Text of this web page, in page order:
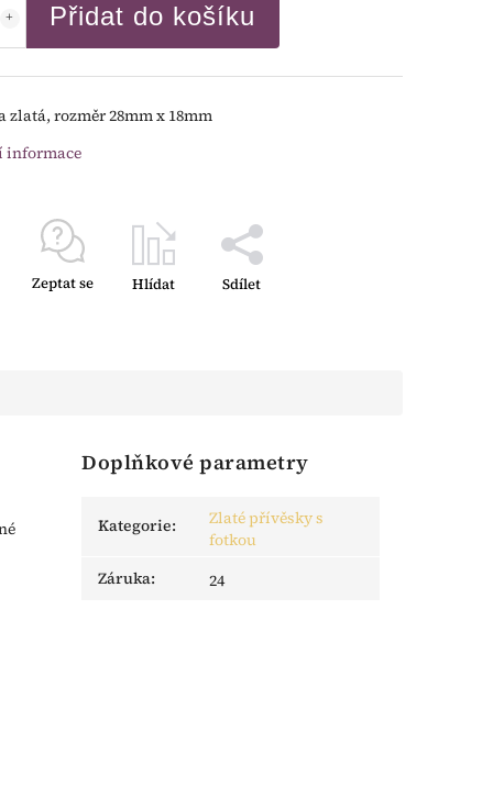
Přidat do košíku
zlatá, rozměr 28mm x 18mm
informace
Zeptat se Hlídat Sdílet
Doplňkové parametry
Kategorie:
Zlaté přívěsky s
fotkou
Záruka: 24